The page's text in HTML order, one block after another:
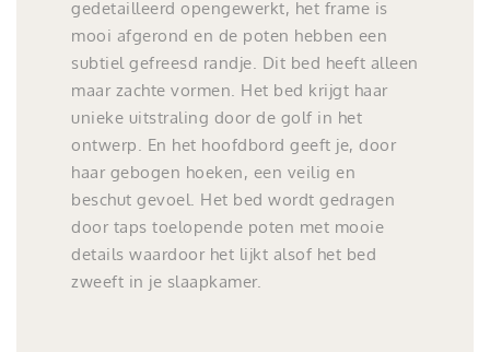
gedetailleerd opengewerkt, het frame is
mooi afgerond en de poten hebben een
subtiel gefreesd randje. Dit bed heeft alleen
maar zachte vormen. Het bed krijgt haar
unieke uitstraling door de golf in het
ontwerp. En het hoofdbord geeft je, door
haar gebogen hoeken, een veilig en
beschut gevoel. Het bed wordt gedragen
door taps toelopende poten met mooie
details waardoor het lijkt alsof het bed
zweeft in je slaapkamer.